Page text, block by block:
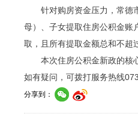
针对购房资金压力，常德
母）、子女提取住房公积金账
取，且所有提取金额总和不超
本次住房公积金新政的核
如有疑问，可拨打服务热线
分享到：